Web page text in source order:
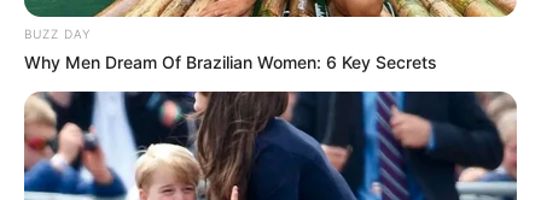
Bikin Ngakak, 10 Potret
Cosplay Murah Pakai Bahan
BUZZ DAY
Why Men Dream Of Brazilian Women: 6 Key Secrets